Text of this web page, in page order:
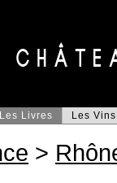
Les Livres Les Vins
>